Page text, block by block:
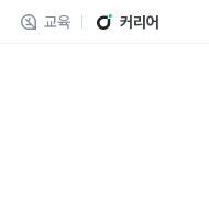
교육 커리어